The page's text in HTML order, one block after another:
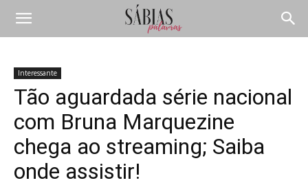
Interessante
Tão aguardada série nacional
com Bruna Marquezine
chega ao streaming; Saiba
onde assistir!